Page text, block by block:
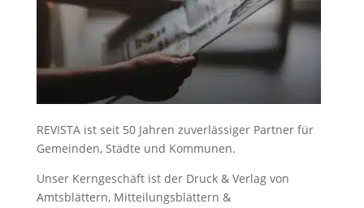
REVISTA ist seit 50 Jahren zuverlässiger Partner für
Gemeinden, Städte und Kommunen.
Unser Kerngeschäft ist der Druck & Verlag von
Amtsblättern, Mitteilungsblättern &